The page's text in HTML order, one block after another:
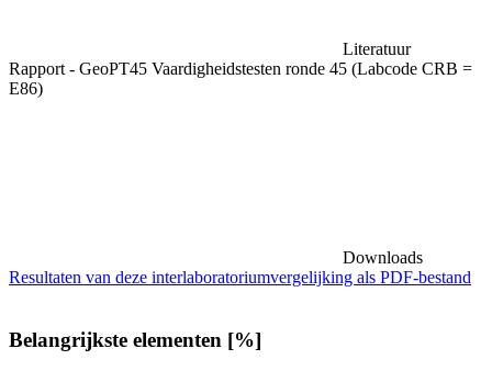
Literatuur
Rapport - GeoPT45 Vaardigheidstesten ronde 45 (Labcode CRB =
E86)
Downloads
Resultaten van deze interlaboratoriumvergelijking als PDF-bestand
Belangrijkste elementen [%]